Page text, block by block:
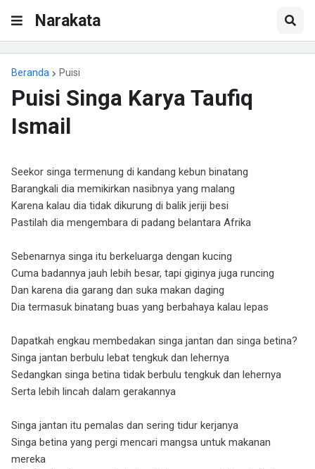
Narakata
Beranda Puisi
Puisi Singa Karya Taufiq
Ismail
Seekor singa termenung di kandang kebun binatang
Barangkali dia memikirkan nasibnya yang malang
Karena kalau dia tidak dikurung di balik jeriji besi
Pastilah dia mengembara di padang belantara Afrika
Sebenarnya singa itu berkeluarga dengan kucing
Cuma badannya jauh lebih besar, tapi giginya juga runcing
Dan karena dia garang dan suka makan daging
Dia termasuk binatang buas yang berbahaya kalau lepas
Dapatkah engkau membedakan singa jantan dan singa betina?
Singa jantan berbulu lebat tengkuk dan lehernya
Sedangkan singa betina tidak berbulu tengkuk dan lehernya
Serta lebih lincah dalam gerakannya
Singa jantan itu pemalas dan sering tidur kerjanya
Singa betina yang pergi mencari mangsa untuk makanan
mereka